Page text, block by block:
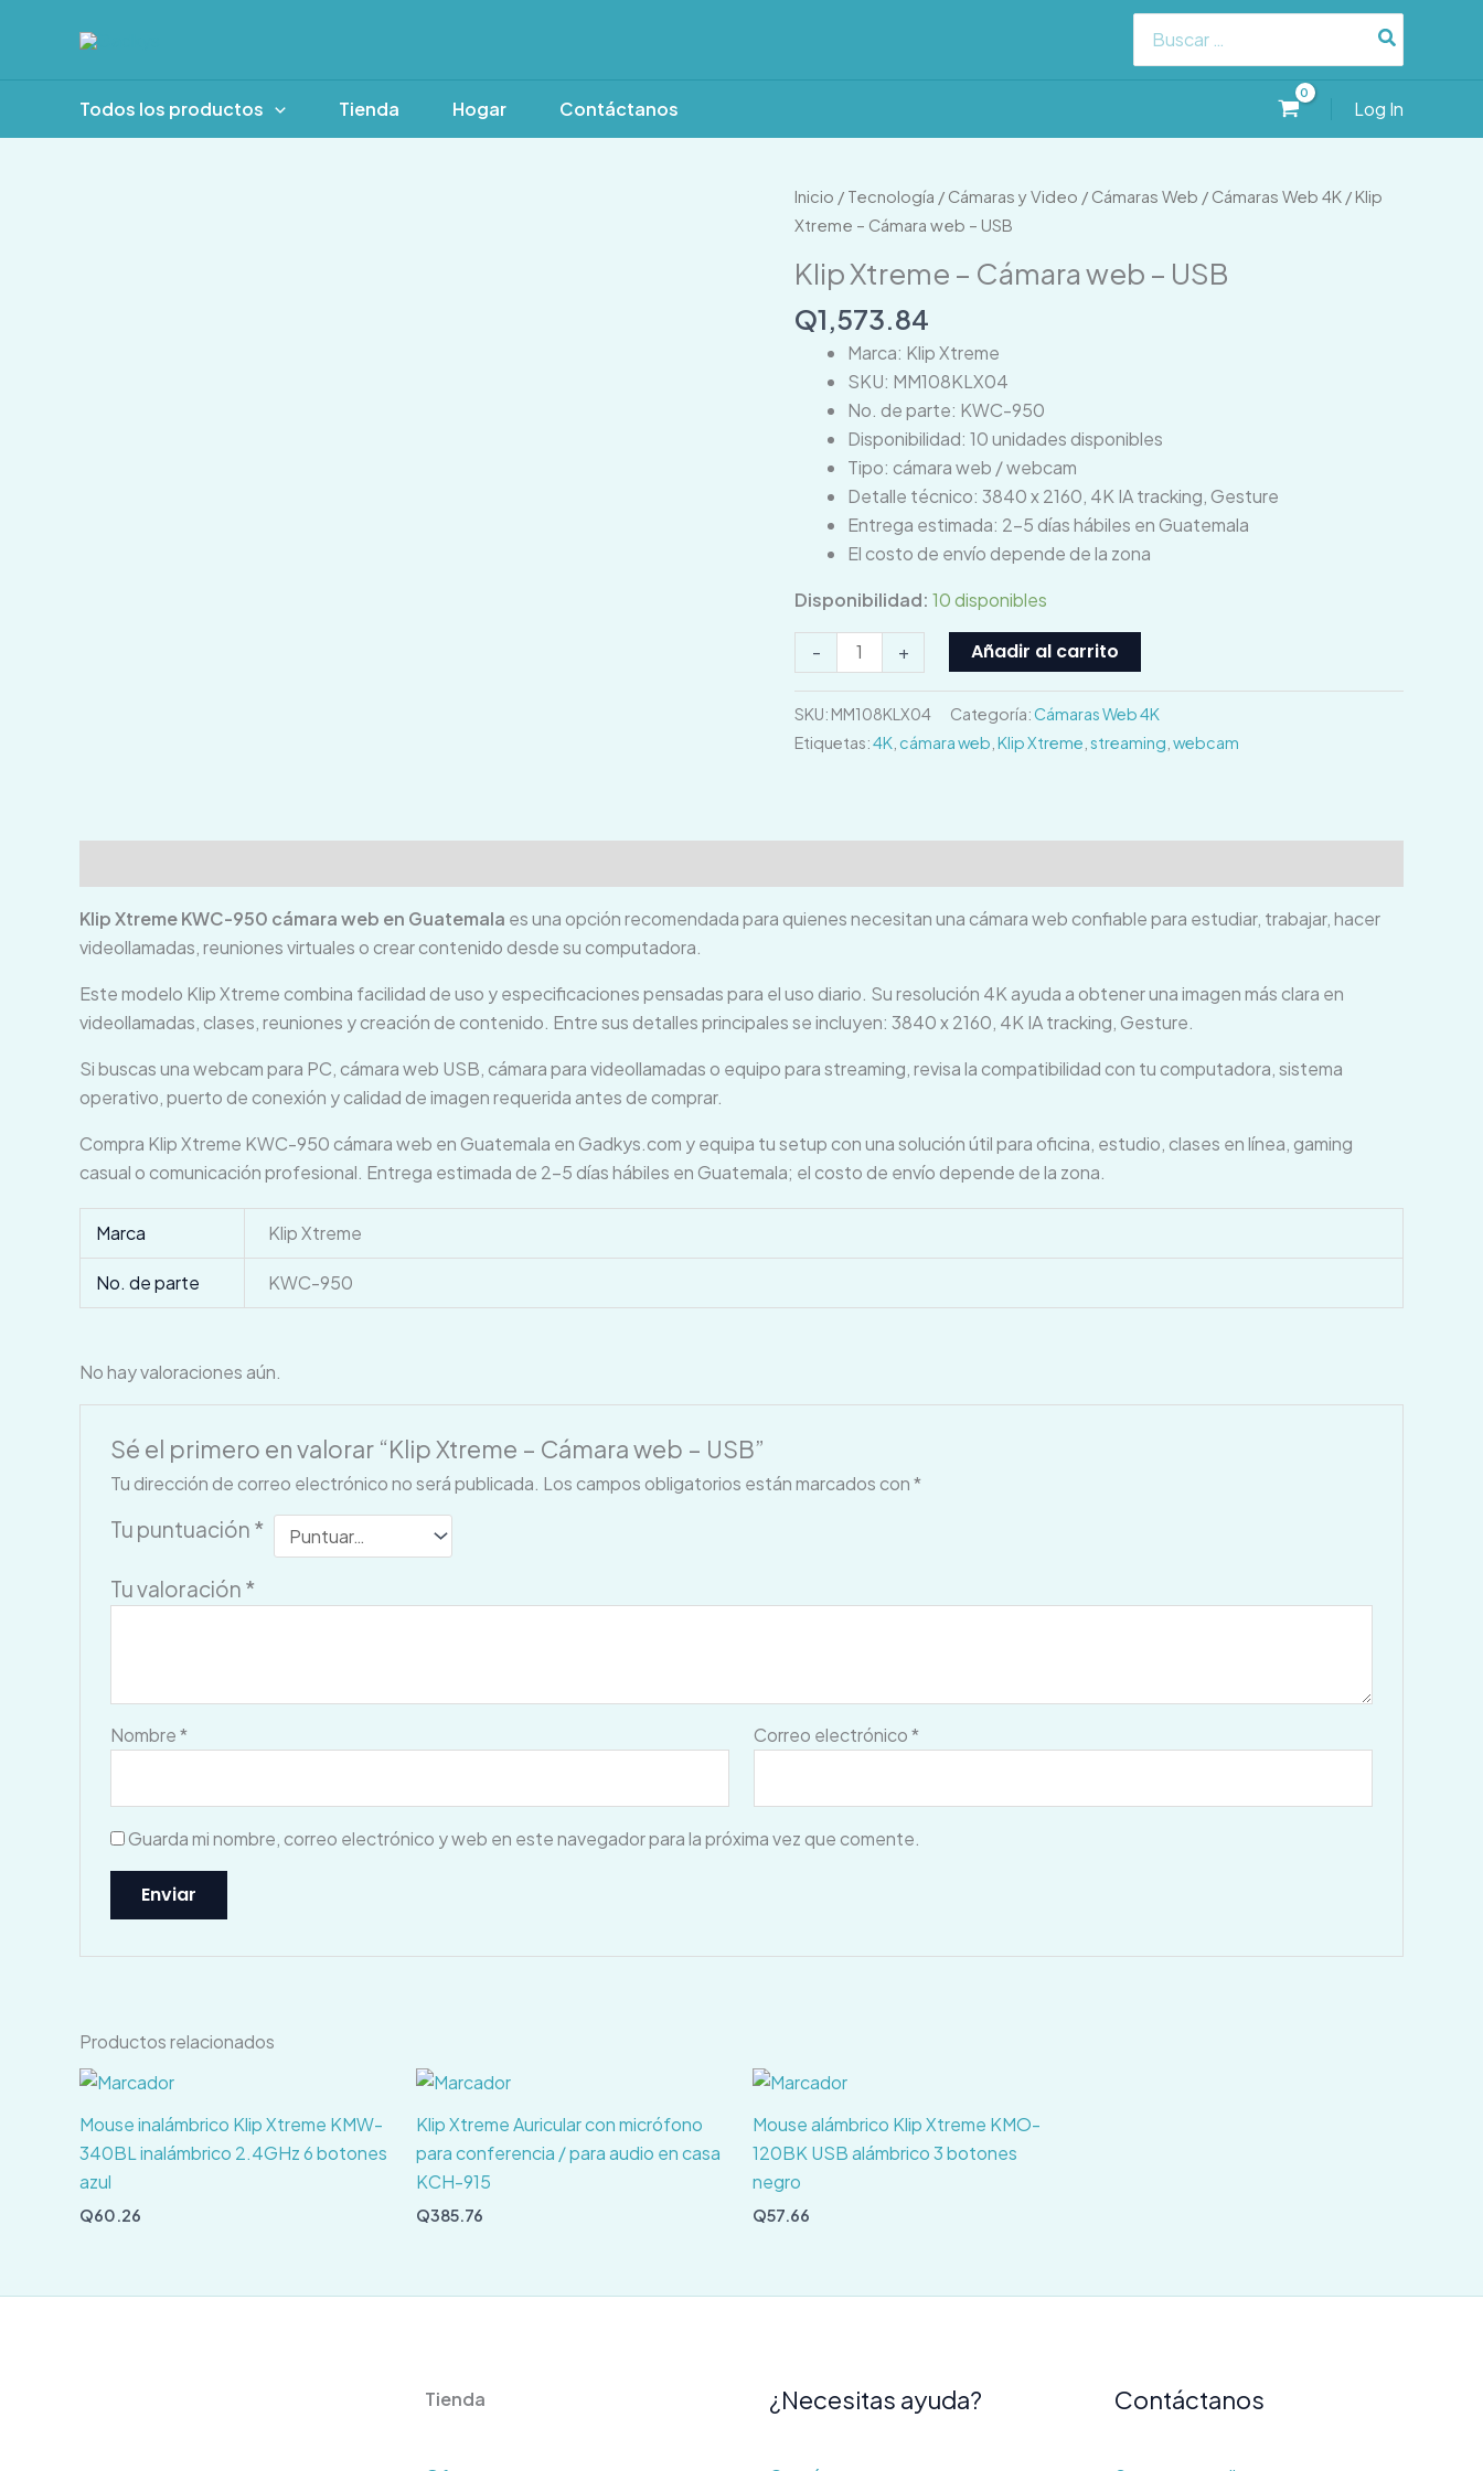
for:
Todos los productos Tienda Hogar Contáctanos Log In
Inicio / Tecnología / Cámaras y Video / Cámaras Web / Cámaras Web 4K / Klip
Xtreme – Cámara web – USB
Klip Xtreme – Cámara web – USB
Q1,573.84
Marca: Klip Xtreme
SKU: MM108KLX04
No. de parte: KWC-950
Disponibilidad: 10 unidades disponibles
Tipo: cámara web / webcam
Detalle técnico: 3840 x 2160, 4K IA tracking, Gesture
Entrega estimada: 2–5 días hábiles en Guatemala
El costo de envío depende de la zona
Disponibilidad: 10 disponibles
-
Klip
Xtreme
Cámara
web
cantidad
+ Añadir al carrito
SKU: MM108KLX04 Categoría:Cámaras Web 4K
Etiquetas:4K cámara web Klip Xtreme streaming webcam
Klip Xtreme KWC-950 cámara web en Guatemala es una opción recomendada para quienes necesitan una cámara web confiable para estudiar, trabajar, hacer
videollamadas, reuniones virtuales o crear contenido desde su computadora.
Este modelo Klip Xtreme combina facilidad de uso y especificaciones pensadas para el uso diario. Su resolución 4K ayuda a obtener una imagen más clara en
videollamadas, clases, reuniones y creación de contenido. Entre sus detalles principales se incluyen: 3840 x 2160, 4K IA tracking, Gesture.
Si buscas una webcam para PC, cámara web USB, cámara para videollamadas o equipo para streaming, revisa la compatibilidad con tu computadora, sistema
operativo, puerto de conexión y calidad de imagen requerida antes de comprar.
Compra Klip Xtreme KWC-950 cámara web en Guatemala en Gadkys.com y equipa tu setup con una solución útil para oficina, estudio, clases en línea, gaming
casual o comunicación profesional. Entrega estimada de 2–5 días hábiles en Guatemala; el costo de envío depende de la zona.
Marca Klip Xtreme
No. de parte KWC-950
No hay valoraciones aún.
Sé el primero en valorar “Klip Xtreme – Cámara web – USB”
Tu dirección de correo electrónico no será publicada. Los campos obligatorios están marcados con*
Tu puntuación *
Tu valoración *
Nombre* Correo electrónico*
Guarda mi nombre, correo electrónico y web en este navegador para la próxima vez que comente.
Productos relacionados
Mouse inalámbrico Klip Xtreme KMW-
340BL inalámbrico 2.4GHz 6 botones
azul
Q60.26
Klip Xtreme Auricular con micrófono
para conferencia / para audio en casa
KCH-915
Q385.76
Mouse alámbrico Klip Xtreme KMO-
120BK USB alámbrico 3 botones
negro
Q57.66
Tienda ¿Necesitas ayuda? Contáctanos